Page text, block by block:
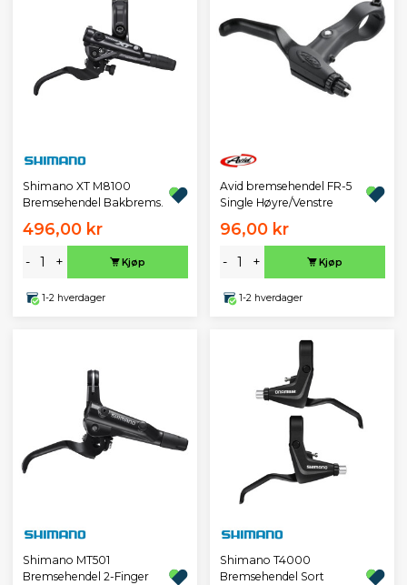
Shimano XT M8100
Bremsehendel Bakbrems.
496,00 kr
- + Kjøp
1-2 hverdager
Avid bremsehendel FR-5
Single Høyre/Venstre
96,00 kr
- + Kjøp
1-2 hverdager
Shimano MT501
Bremsehendel 2-Finger
Shimano T4000
Bremsehendel Sort